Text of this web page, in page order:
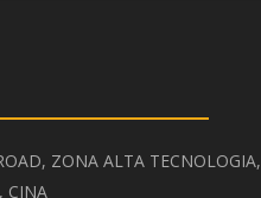
ZONA ALTA TECNOLOGIA,
CINA